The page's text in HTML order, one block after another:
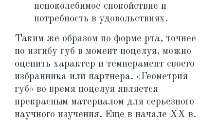
непоколебимое спокойствие и
потребность в удовольствиях.
Таким же образом по форме рта, точнее
по изгибу губ в момент поцелуя, можно
оценить характер и темперамент своего
избранника или партнера. «Геометрия
губ» во время поцелуя является
прекрасным материалом для серьезного
научного изучения. Еще в начале XX в.